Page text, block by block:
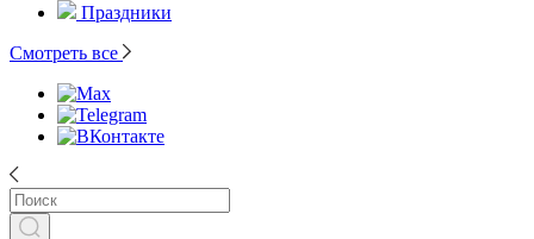
Праздники
Смотреть все